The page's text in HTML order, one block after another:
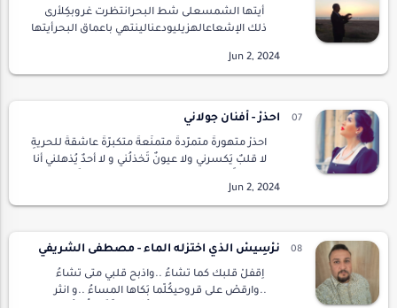
أيتها الشمسعلى شط البحرانتظرت غروبكِلأرى
ذلك الإشعاعالهزيليودعنالينتهي باعماق البحرأيتها
يومامضى من حياتيواندثرأيتها الشمسانتظرتك
على شطالب…
احذرْ - أفنان جولاني
احذرْ متهورةٌ متمرّدةٌ متمنّعةٌ متكبرّةٌ عاشقةَ للحريةِ
لا قلبٌ يَكسرني ولا عيونٌ تَخذلُني و لا أحدٌ يُذهلني أنا
وأسحَقها عرشي حصينٌ…
نرْسِيسْ الذي اختزله الماء - مصطفى الشريفي
اِقفلْ قلبك كما تشاءُ ..واذبح قلبي متى تشاءُ
..وارقصْ على قروحيكُلّما بَكاها المساءُ ..و انثر